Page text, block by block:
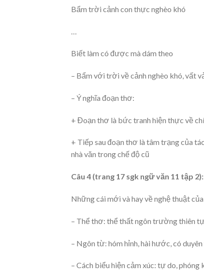
Bẩm trời cảnh con thực nghèo khó
Biết làm có được mà dám theo
– Bẩm với trời về cảnh nghèo khó, vất
– Ý nghĩa đoạn thơ:
+ Đoạn thơ là bức tranh hiện thực về
+ Tiếp sau đoạn thơ là tâm trạng của
nhà văn trong chế độ cũ
Câu 4 (trang 17 sgk ngữ văn 11 tập 2):
Những cái mới và hay về nghệ thuật
– Thể thơ: thể thất ngôn trường thiên
– Ngôn từ: hóm hỉnh, hài hước, có duyên
– Cách biểu hiện cảm xúc: tự do, phóng